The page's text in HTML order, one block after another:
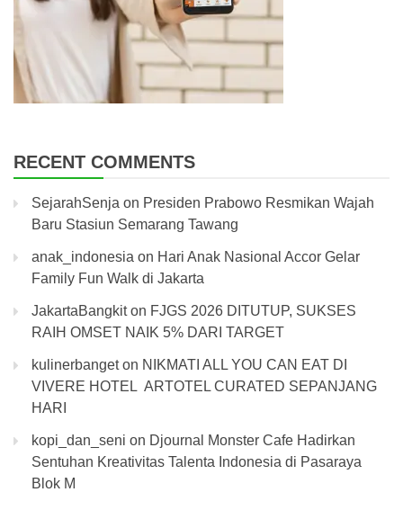
RECENT COMMENTS
SejarahSenja on Presiden Prabowo Resmikan Wajah
Baru Stasiun Semarang Tawang
anak_indonesia on Hari Anak Nasional Accor Gelar
Family Fun Walk di Jakarta
JakartaBangkiton FJGS 2026 DITUTUP, SUKSES
RAIH OMSET NAIK 5% DARI TARGET
kulinerbangeton NIKMATI ALL YOU CAN EAT DI
VIVERE HOTEL ARTOTEL CURATED SEPANJANG
HARI
kopi_dan_seni on Djournal Monster Cafe Hadirkan
Sentuhan Kreativitas Talenta Indonesia di Pasaraya
Blok M